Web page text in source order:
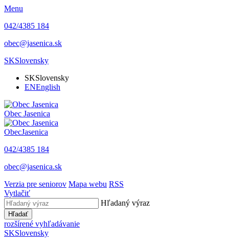
Menu
042/4385 184
obec@jasenica.sk
SKSlovensky
SKSlovensky
ENEnglish
Obec Jasenica
ObecJasenica
042/4385 184
obec@jasenica.sk
Verzia pre seniorov Mapa webu RSS
Vytlačiť
Hľadaný výraz
Hľadať
rozšírené vyhľadávanie
SKSlovensky